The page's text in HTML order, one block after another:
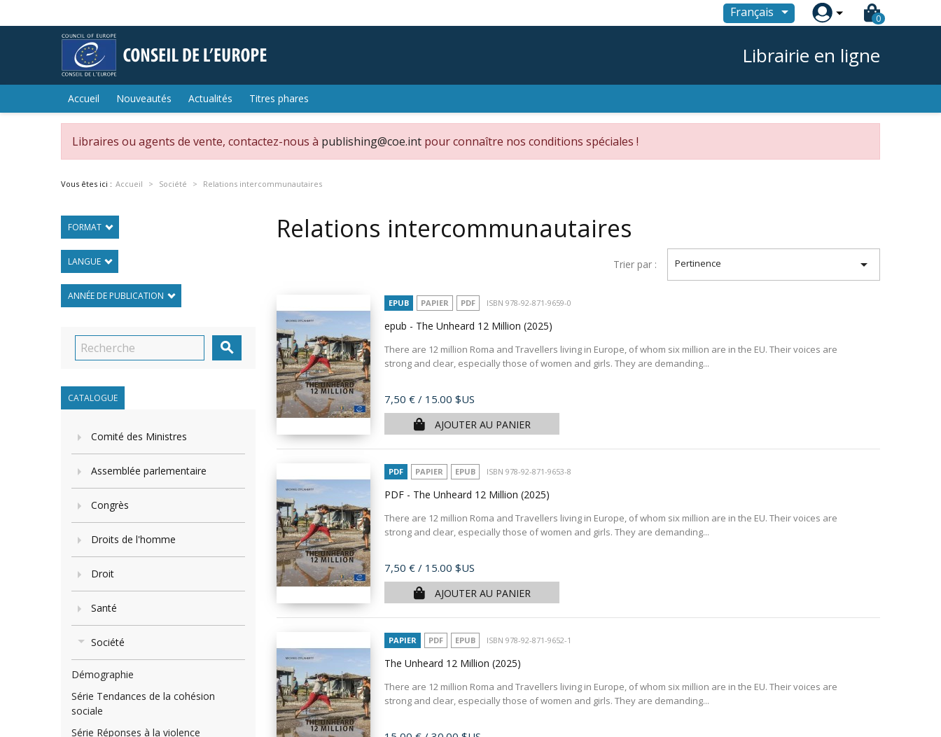
Français  0
Librairie en ligne
Accueil Nouveautés Actualités Titres phares
Libraires ou agents de vente, contactez-nous à publishing@coe.int pour connaître nos conditions spéciales !
Vous êtes ici : Accueil Société Relations intercommunautaires
FORMAT
LANGUE
ANNÉE DE PUBLICATION

CATALOGUE
Comité des Ministres
Assemblée parlementaire
Congrès
Droits de l'homme
Droit
Santé
Société
Démographie
Série Tendances de la cohésion
sociale
Série Réponses à la violence
Relations intercommunautaires
Trier par : Pertinence 
EPUB PAPIER PDF ISBN 978-92-871-9659-0
epub - The Unheard 12 Million (2025)
There are 12 million Roma and Travellers living in Europe, of whom six million are in the EU. Their voices are
strong and clear, especially those of women and girls. They are demanding...
Prix
7,50 € / 15.00 $US
AJOUTER AU PANIER
PDF PAPIER EPUB ISBN 978-92-871-9653-8
PDF - The Unheard 12 Million (2025)
There are 12 million Roma and Travellers living in Europe, of whom six million are in the EU. Their voices are
strong and clear, especially those of women and girls. They are demanding...
Prix
7,50 € / 15.00 $US
AJOUTER AU PANIER
PAPIER PDF EPUB ISBN 978-92-871-9652-1
The Unheard 12 Million (2025)
There are 12 million Roma and Travellers living in Europe, of whom six million are in the EU. Their voices are
strong and clear, especially those of women and girls. They are demanding...